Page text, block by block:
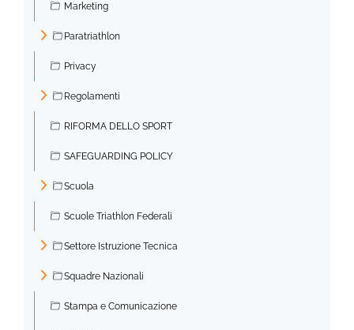
Marketing
Paratriathlon
Privacy
Regolamenti
RIFORMA DELLO SPORT
SAFEGUARDING POLICY
Scuola
Scuole Triathlon Federali
►
Settore Istruzione Tecnica
Squadre Nazionali
Stampa e Comunicazione